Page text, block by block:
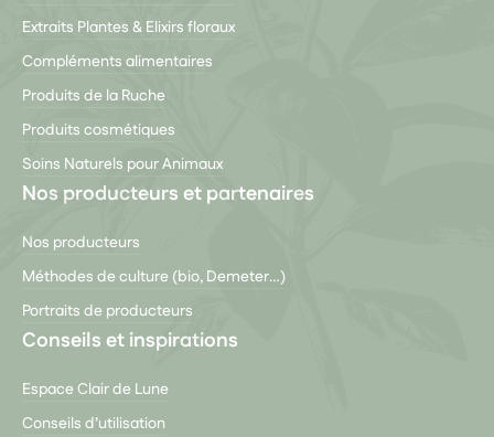
Extraits Plantes & Elixirs floraux
Compléments alimentaires
Produits de la Ruche
Produits cosmétiques
Soins Naturels pour Animaux
Nos producteurs et partenaires
Nos producteurs
Méthodes de culture (bio, Demeter…)
Portraits de producteurs
Conseils et inspirations
Espace Clair de Lune
Conseils d’utilisation